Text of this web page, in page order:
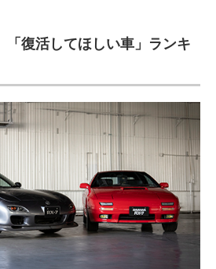
「復活してほしい車」ランキ